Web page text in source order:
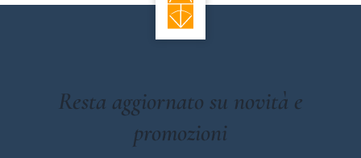
Resta aggiornato su novità e
promozioni